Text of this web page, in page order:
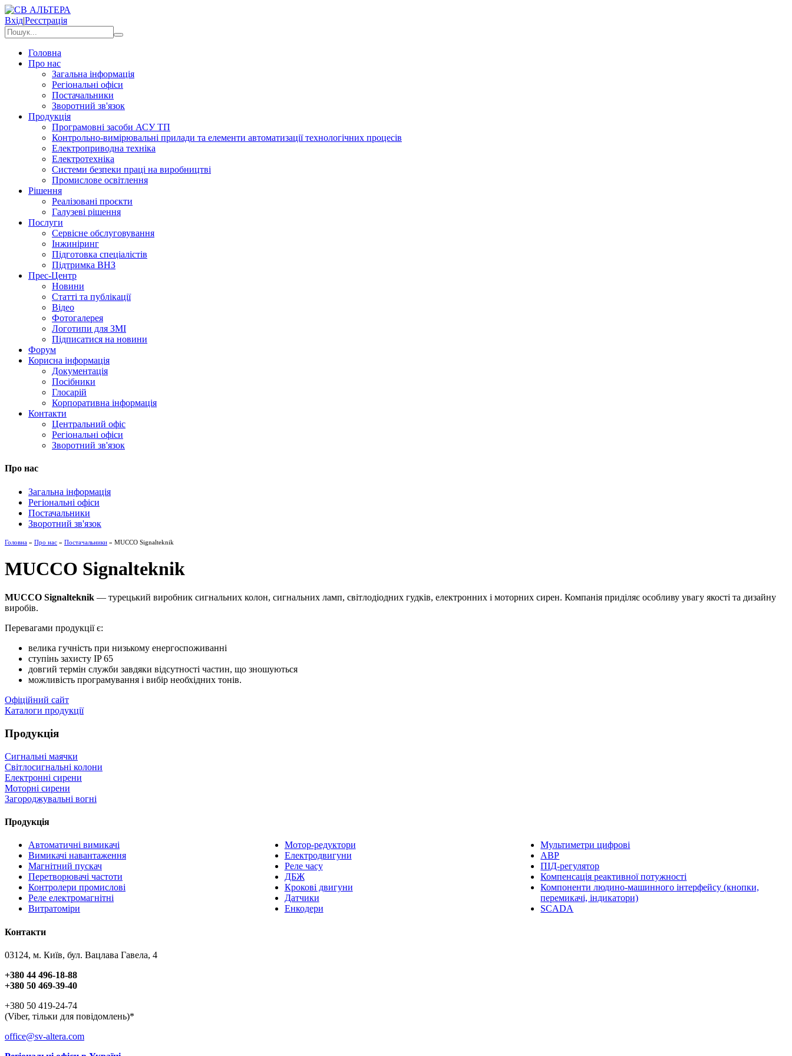
Вхід|Реєстрація
Головна
Про нас
Загальна інформація
Регіональні офіси
Постачальники
Зворотний зв'язок
Продукція
Програмовні засоби АСУ ТП
Контрольно-вимірювальні прилади та елементи автоматизації технологічних процесів
Електроприводна техніка
Електротехніка
Системи безпеки праці на виробництві
Промислове освітлення
Рішення
Реалізовані проєкти
Галузеві рішення
Послуги
Сервісне обслуговування
Інжиніринг
Підготовка спеціалістів
Підтримка ВНЗ
Прес-Центр
Новини
Статті та публікації
Відео
Фотогалерея
Логотипи для ЗМІ
Підписатися на новини
Форум
Корисна інформація
Документація
Посібники
Глосарій
Корпоративна інформація
Контакти
Центральний офіс
Регіональні офіси
Зворотний зв'язок
Про нас
Загальна інформація
Регіональні офіси
Постачальники
Зворотний зв'язок
Головна » Про нас » Постачальники » MUCCO Signalteknik
MUCCO Signalteknik
MUCCO Signalteknik — турецький виробник сигнальних колон, сигнальних ламп, світлодіодних гудків, електронних і моторних сирен. Компанія приділяє особливу увагу якості та дизайну
виробів.
Перевагами продукції є:
велика гучність при низькому енергоспоживанні
ступінь захисту IP 65
довгий термін служби завдяки відсутності частин, що зношуються
можливість програмування і вибір необхідних тонів.
Офіційний сайт
Каталоги продукції
Продукція
Сигнальні маячки
Світлосигнальні колони
Електронні сирени
Моторні сирени
Загороджувальні вогні
Продукція
Автоматичні вимикачі
Вимикачі навантаження
Магнітний пускач
Перетворювачі частоти
Контролери промислові
Реле електромагнітні
Витратоміри
Мотор-редуктори
Електродвигуни
Реле часу
ДБЖ
Крокові двигуни
Датчики
Енкодери
Мультиметри цифрові
АВР
ПІД-регулятор
Компенсація реактивної потужності
Компоненти людино-машинного інтерфейсу (кнопки,
перемикачі, індикатори)
SCADA
Контакти
03124, м. Київ, бул. Вацлава Гавела, 4
+380 44 496-18-88
+380 50 469-39-40
+380 50 419-24-74
(Viber, тільки для повідомлень)*
office@sv-altera.com